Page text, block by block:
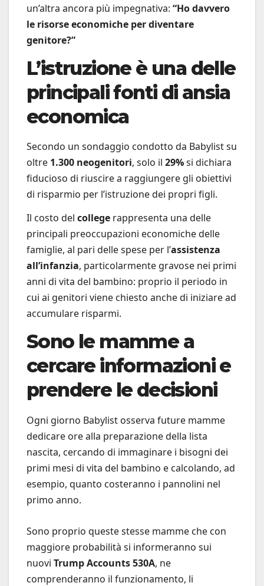
un’altra ancora più impegnativa: “Ho davvero
le risorse economiche per diventare
genitore?”
L’istruzione è una delle
principali fonti di ansia
economica
Secondo un sondaggio condotto da Babylist su
oltre 1.300 neogenitori, solo il 29%si dichiara
fiducioso di riuscire a raggiungere gli obiettivi
di risparmio per l’istruzione dei propri figli.
Il costo del college rappresenta una delle
principali preoccupazioni economiche delle
famiglie, al pari delle spese per l’assistenza
all’infanzia, particolarmente gravose nei primi
anni di vita del bambino: proprio il periodo in
cui ai genitori viene chiesto anche di iniziare ad
accumulare risparmi.
Sono le mamme a
cercare informazioni e
prendere le decisioni
Ogni giorno Babylist osserva future mamme
dedicare ore alla preparazione della lista
nascita, cercando di immaginare i bisogni dei
primi mesi di vita del bambino e calcolando, ad
esempio, quanto costeranno i pannolini nel
primo anno.
Sono proprio queste stesse mamme che con
maggiore probabilità si informeranno sui
nuovi Trump Accounts 530A, ne
comprenderanno il funzionamento, li